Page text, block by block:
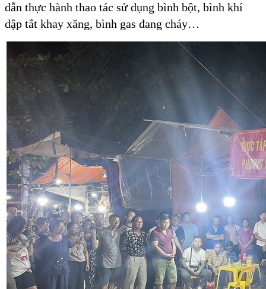
dẫn thực hành thao tác sử dụng bình bột, bình khí
dập tắt khay xăng, bình gas đang cháy…